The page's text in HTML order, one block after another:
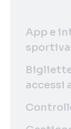
App e
sportiva
accessi